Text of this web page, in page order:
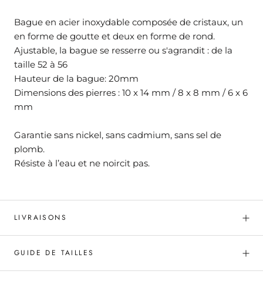
Bague en acier inoxydable composée de cristaux, un
en forme de goutte et deux en forme de rond.
Ajustable, la bague se resserre ou s'agrandit : de la
taille 52 à 56
Hauteur de la bague: 20mm
Dimensions des pierres : 10 x 14 mm / 8 x 8 mm / 6 x 6
mm
Garantie sans nickel, sans cadmium, sans sel de
plomb.
Résiste à l’eau et ne noircit pas.
LIVRAISONS
GUIDE DE TAILLES